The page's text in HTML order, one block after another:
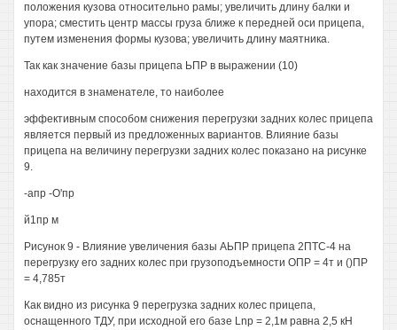
положения кузова относительно рамы; увеличить длину балки и
упора; сместить центр массы груза ближе к передней оси прицепа,
путем изменения формы кузова; увеличить длину маятника.
Так как значение базы прицепа ЬПР в выражении (10)
находится в знаменателе, то наиболее
эффективным способом снижения перегрузки задних колес прицепа
является первый из предложенных вариантов. Влияние базы
прицепа на величину перегрузки задних колес показано на рисунке
9.
-апр -О'пр
й1пр м
Рисунок 9 - Влияние увеличения базы АЬПР прицепа 2ПТС-4 на
перегрузку его задних колес при грузоподъемности ОПР = 4т и ()ПР
= 4,785т
Как видно из рисунка 9 перегрузка задних колес прицепа,
оснащенного ТДУ, при исходной его базе Lnp = 2,1м равна 2,5 кН